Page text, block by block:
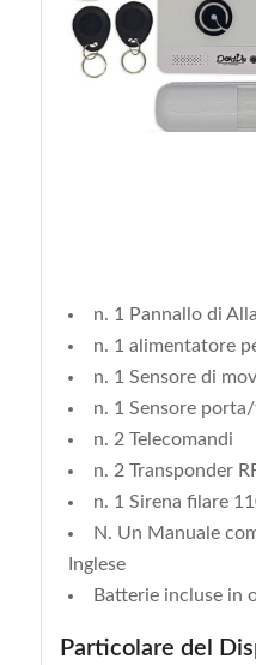
n. 1 Pannallo di
n. 1 alimentatore
n. 1 Sensore di
n. 1 Sensore
n. 2 Telecomandi
n. 2 Transponder
n. 1 Sirena filare
N. Un Manuale
Inglese
Batterie incluse in
Particolare del